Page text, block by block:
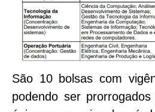
São 10 bolsas com
podendo ser